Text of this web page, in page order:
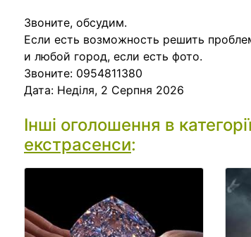
Звоните, обсудим.
Если есть возможность решить
и любой город, если есть фото.
Звоните: 0954811380
Дата: Неділя, 2 Серпня 2026
Інші оголошення в
екстрасенси: